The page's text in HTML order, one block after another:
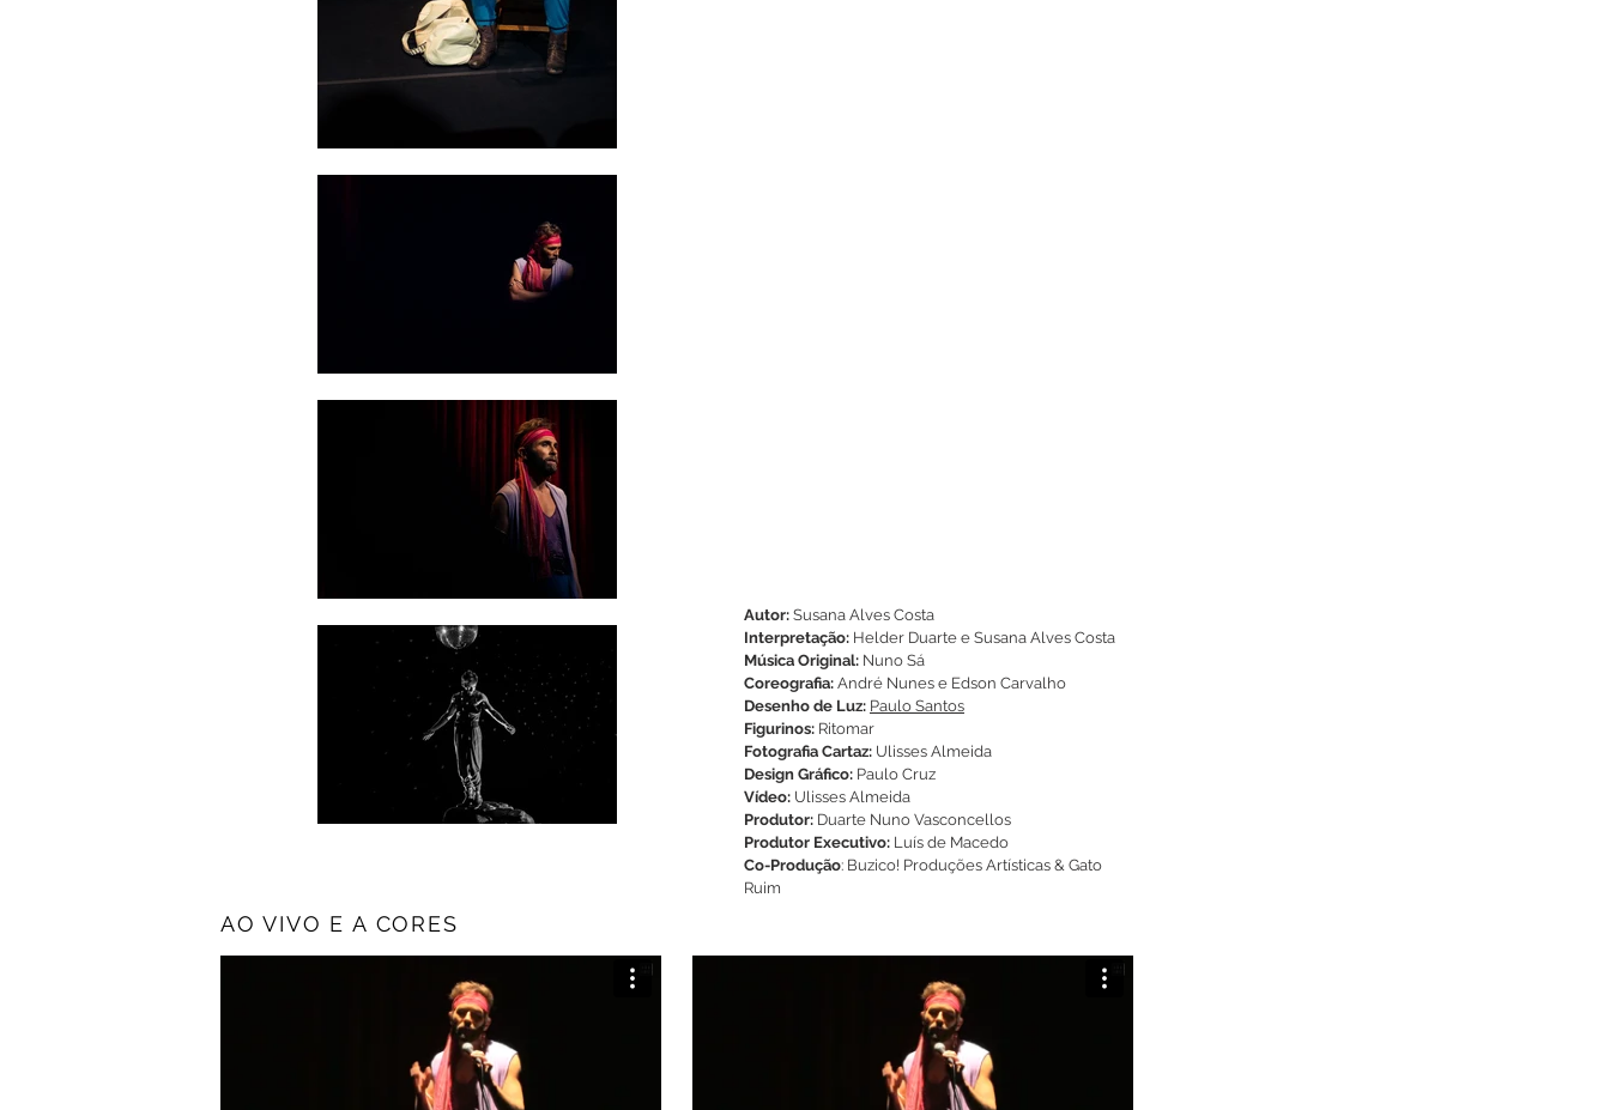
Autor: Susana Alves Costa
Interpretação: Helder Duarte e Susana Alves Costa
Música Original: Nuno Sá
Coreografia: André Nunes e Edson Carvalho
Desenho de Luz: Paulo Santos
Figurinos: Ritomar
Fotografia Cartaz: Ulisses Almeida
Design Gráfico: Paulo Cruz
Vídeo: Ulisses Almeida
Produtor: Duarte Nuno Vasconcellos
Produtor Executivo: Luís de Macedo
Co-Produção: Buzico! Produções Artísticas & Gato
Ruim
AO VIVO E A CORES